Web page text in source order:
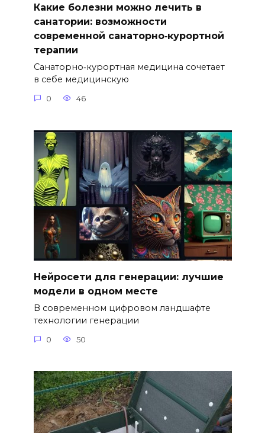
Какие болезни можно лечить в
санатории: возможности
современной санаторно‑курортной
терапии
Санаторно‑курортная медицина сочетает
в себе медицинскую
0 46
Нейросети для генерации: лучшие
модели в одном месте
В современном цифровом ландшафте
технологии генерации
0 50